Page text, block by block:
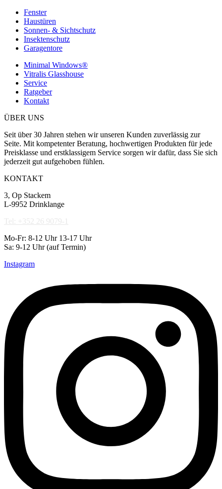
Fenster
Haustüren
Sonnen- & Sichtschutz
Insektenschutz
Garagentore
Minimal Windows®
Vitralis Glasshouse
Service
Ratgeber
Kontakt
ÜBER UNS
Seit über 30 Jahren stehen wir unseren Kunden zuverlässig zur
Seite. Mit kompetenter Beratung, hochwertigen Produkten für jede
Preisklasse und erstklassigem Service sorgen wir dafür, dass Sie sich
jederzeit gut aufgehoben fühlen.
KONTAKT
3, Op Stackem
L-9952 Drinklange
Tel: +352 26 9079-1
Mo-Fr: 8-12 Uhr 13-17 Uhr
Sa: 9-12 Uhr (auf Termin)
Instagram